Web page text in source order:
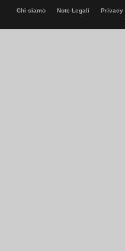
Chi siamo Note Legali Privacy